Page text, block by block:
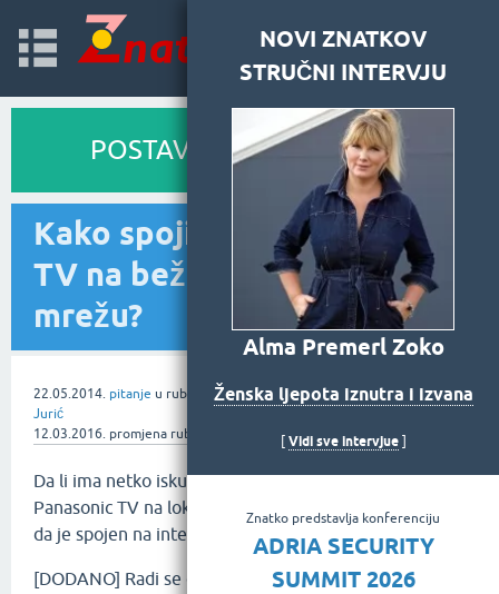
Prijava
POSTAVITE PITANJE
Kako spojiti Panasonic
TV na bežičnu ili žičanu
mrežu?
22.05.2014. pitanje u rubrici Tehnologija odZoran
Jurić
12.03.2016. promjena rubrike
Da li ima netko iskustva kako spojiti
Panasonic TV na lokalnu bežičnu ili žičanu mrežu pa
da je spojen na internet?
[DODANO] Radi se o televizoru Panasonic TX-
NOVI ZNATKOV
STRUČNI INTERVJU
Alma Premerl Zoko
Ženska ljepota iznutra i izvana
Vidi sve intervjue]
Znatko predstavlja konferenciju
ADRIA SECURITY
SUMMIT 2026